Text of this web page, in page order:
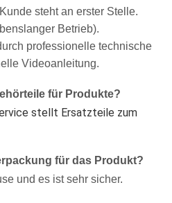
steht an erster Stelle.
Betrieb).
professionelle technische
Videoanleitung.
für Produkte?
stellt Ersatzteile zum
für das Produkt?
und es ist sehr sicher.